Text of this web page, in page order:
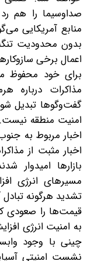
صداوسیما را هم
منابع آمریکایی
بدون محدودیت
اعمال برخی
برای خود محفوظ
مذاکرات درباره
گفت‌وگوها تبدیل
امنیت منطقه
اخبار مربوط به
اخبار مثبت از
بازارها امیدوار
مسیرهای انرژی
تشدید هرگونه
قیمت‌ها را صعودی
به امنیت انرژی
چینی با وجود
نشست امنیتی